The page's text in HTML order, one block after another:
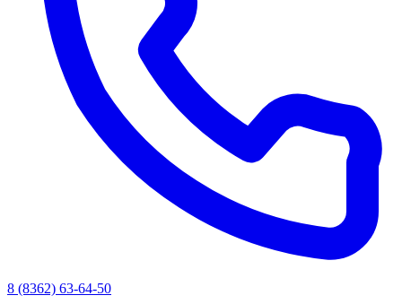
8 (8362) 63-64-50